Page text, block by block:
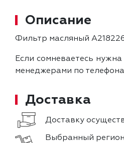
Описание
Фильтр масляный
Если сомневаетесь
менеджерами по
Доставка
Доставку
Выбранный